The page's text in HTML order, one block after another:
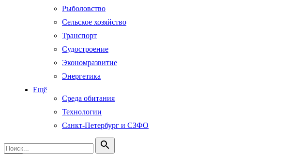
Рыболовство
Сельское хозяйство
Транспорт
Судостроение
Экономразвитие
Энергетика
Ещё
Среда обитания
Технологии
Санкт-Петербург и СЗФО
search